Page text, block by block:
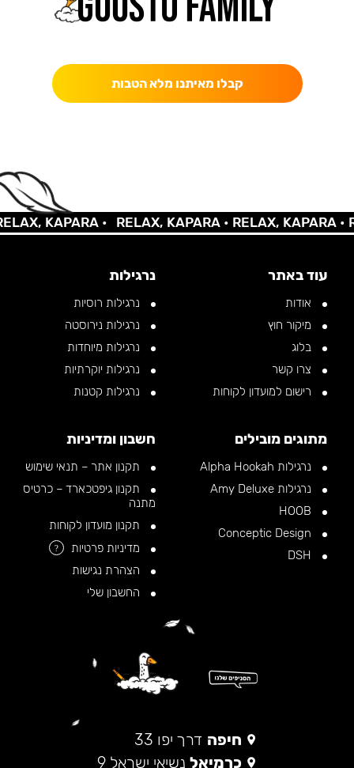
קבלו מאיתנו מלא הטבות
KAPARA • RELAX, KAPARA •RELAX, KAPARA •
עוד באתר
אודות
מיקור חוץ
בלוג
צרו קשר
רישום למועדון לקוחות
נרגילות
נרגילות רוסיות
נרגילות נירוסטה
נרגילות מיוחדות
נרגילות יוקרתיות
נרגילות קטנות
מתוגים מובילים
נרגילות Alpha Hookah
נרגילות Amy Deluxe
חשבון ומדיניות
תקנון אתר – תנאי שימוש
תקנון גיפטכארד – כרטיס
מתנה
תקנון מועדון לקוחות
מדיניות פרטיות
?
הצהרת נגישות
החשבון שלי
חיפה דרך יפו 33
כרמיאל נשיאי ישראל 9